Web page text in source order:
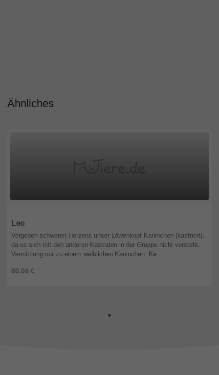
Ähnliches
Leo
80,00 €
Vergeben schweren Herzens unser Löwenkopf Kaninchen (kastriert),
da es sich mit den anderen Kastraten in der Gruppe nicht versteht.
Vermittlung nur zu einem weiblichen Kaninchen. Ke ...